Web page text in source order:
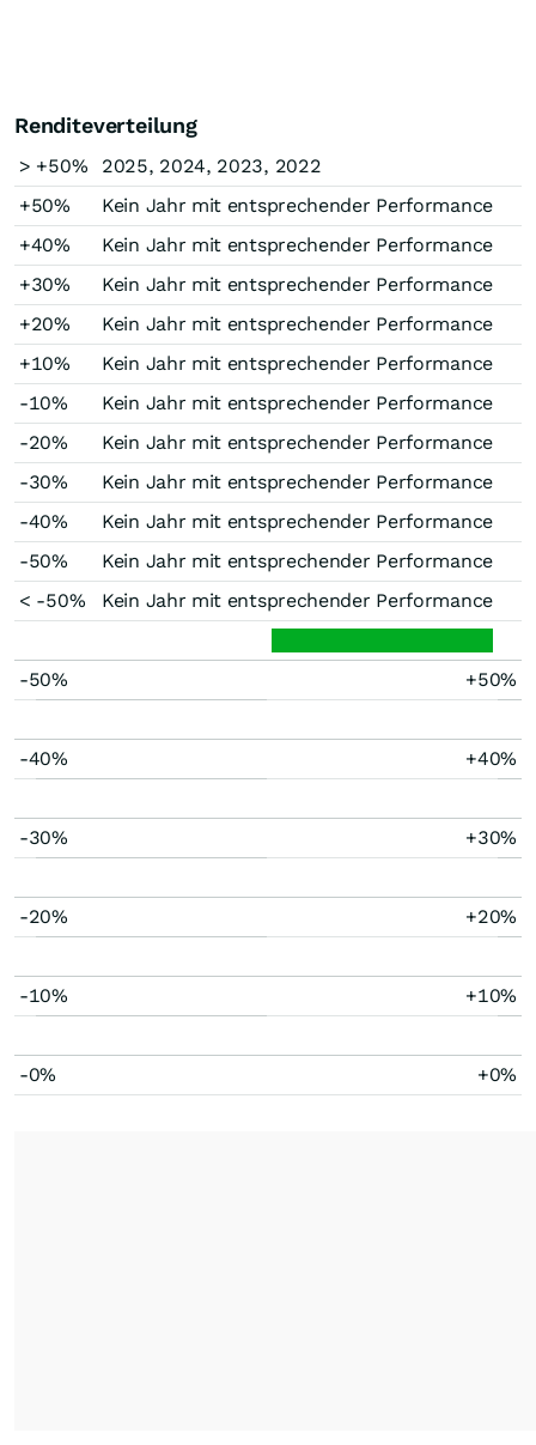
Renditeverteilung
> +50%
2025, 2024, 2023, 2022
+50%
Kein Jahr mit entsprechender Performance
+40%
Kein Jahr mit entsprechender Performance
+30%
Kein Jahr mit entsprechender Performance
+20%
Kein Jahr mit entsprechender Performance
+10%
Kein Jahr mit entsprechender Performance
-10%
Kein Jahr mit entsprechender Performance
-20%
Kein Jahr mit entsprechender Performance
-30%
Kein Jahr mit entsprechender Performance
-40%
Kein Jahr mit entsprechender Performance
-50%
Kein Jahr mit entsprechender Performance
< -50%
Kein Jahr mit entsprechender Performance
-50% +50%
-40% +40%
-30% +30%
-20% +20%
-10% +10%
-0% +0%